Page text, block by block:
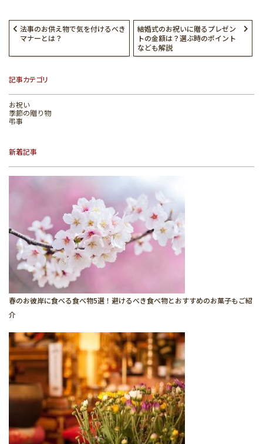
法事のお供え物で気を付けるべき
マナーとは？
結婚式のお祝いに贈るプレゼン
トの金額は？選ぶ時のポイント
なども解説
記事カテゴリ
お祝い
季節の贈り物
弔事
新着記事
春のお彼岸に食べる食べ物5選！避けるべき食べ物とおすすめのお菓子もご紹
介